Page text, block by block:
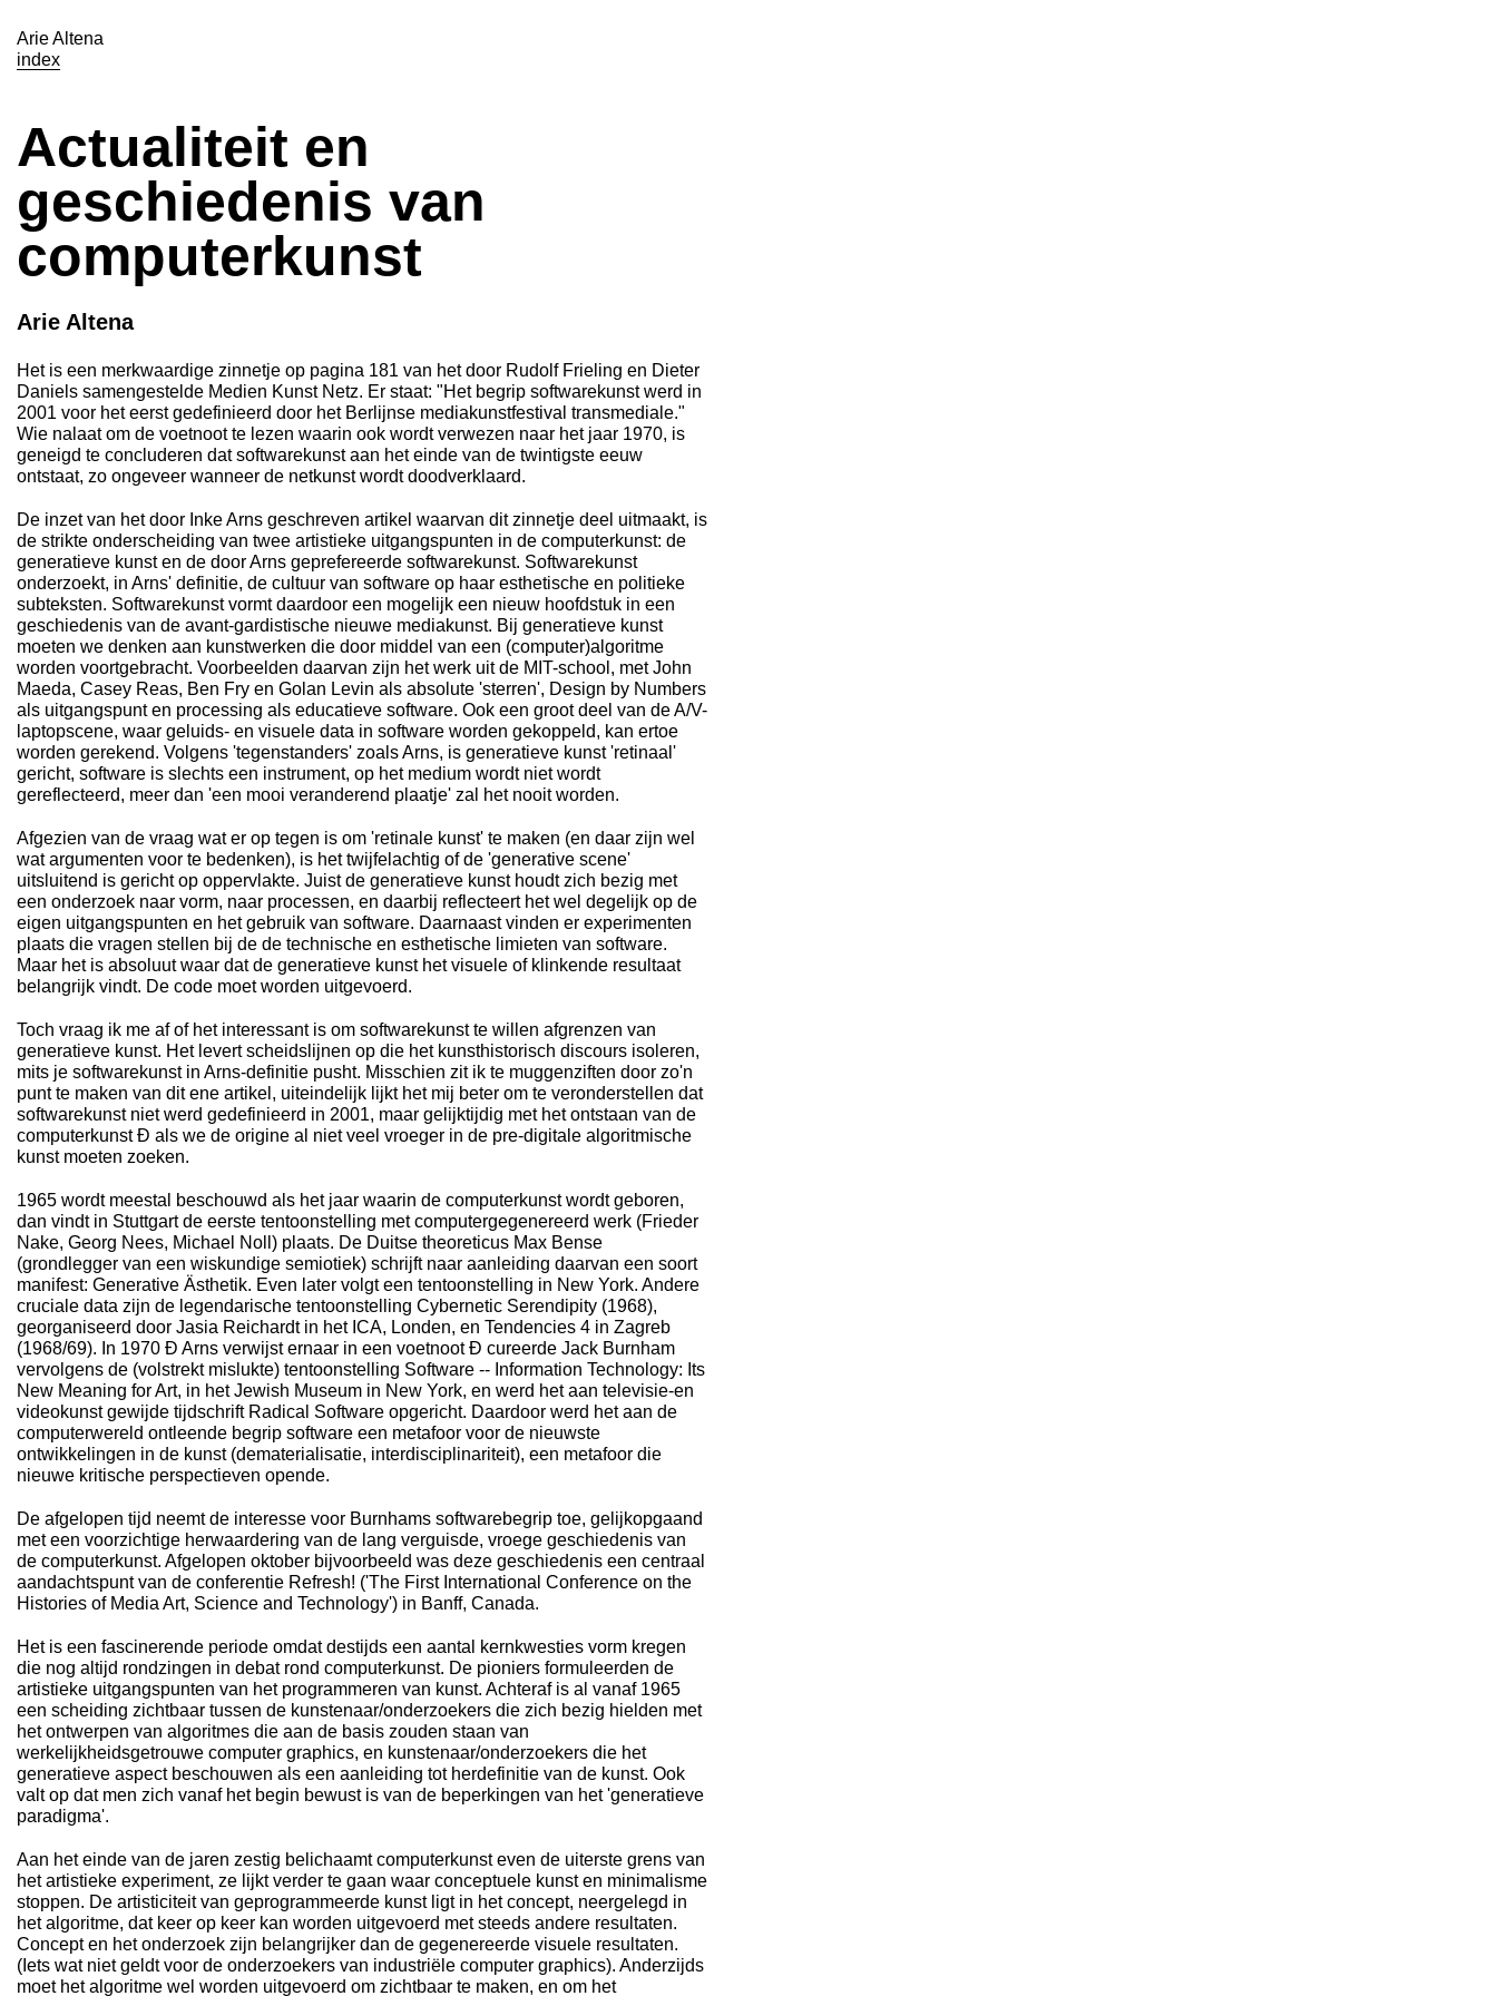
Arie Altena
index
Actualiteit en
geschiedenis van
computerkunst
Arie Altena
Het is een merkwaardige zinnetje op pagina 181 van het door Rudolf Frieling en Dieter
Daniels samengestelde Medien Kunst Netz. Er staat: "Het begrip softwarekunst werd in
2001 voor het eerst gedefinieerd door het Berlijnse mediakunstfestival transmediale."
Wie nalaat om de voetnoot te lezen waarin ook wordt verwezen naar het jaar 1970, is
geneigd te concluderen dat softwarekunst aan het einde van de twintigste eeuw
ontstaat, zo ongeveer wanneer de netkunst wordt doodverklaard.
De inzet van het door Inke Arns geschreven artikel waarvan dit zinnetje deel uitmaakt, is
de strikte onderscheiding van twee artistieke uitgangspunten in de computerkunst: de
generatieve kunst en de door Arns geprefereerde softwarekunst. Softwarekunst
onderzoekt, in Arns' definitie, de cultuur van software op haar esthetische en politieke
subteksten. Softwarekunst vormt daardoor een mogelijk een nieuw hoofdstuk in een
geschiedenis van de avant-gardistische nieuwe mediakunst. Bij generatieve kunst
moeten we denken aan kunstwerken die door middel van een (computer)algoritme
worden voortgebracht. Voorbeelden daarvan zijn het werk uit de MIT-school, met John
Maeda, Casey Reas, Ben Fry en Golan Levin als absolute 'sterren', Design by Numbers
als uitgangspunt en processing als educatieve software. Ook een groot deel van de A/V-
laptopscene, waar geluids- en visuele data in software worden gekoppeld, kan ertoe
worden gerekend. Volgens 'tegenstanders' zoals Arns, is generatieve kunst 'retinaal'
gericht, software is slechts een instrument, op het medium wordt niet wordt
gereflecteerd, meer dan 'een mooi veranderend plaatje' zal het nooit worden.
Afgezien van de vraag wat er op tegen is om 'retinale kunst' te maken (en daar zijn wel
wat argumenten voor te bedenken), is het twijfelachtig of de 'generative scene'
uitsluitend is gericht op oppervlakte. Juist de generatieve kunst houdt zich bezig met
een onderzoek naar vorm, naar processen, en daarbij reflecteert het wel degelijk op de
eigen uitgangspunten en het gebruik van software. Daarnaast vinden er experimenten
plaats die vragen stellen bij de de technische en esthetische limieten van software.
Maar het is absoluut waar dat de generatieve kunst het visuele of klinkende resultaat
belangrijk vindt. De code moet worden uitgevoerd.
Toch vraag ik me af of het interessant is om softwarekunst te willen afgrenzen van
generatieve kunst. Het levert scheidslijnen op die het kunsthistorisch discours isoleren,
mits je softwarekunst in Arns-definitie pusht. Misschien zit ik te muggenziften door zo'n
punt te maken van dit ene artikel, uiteindelijk lijkt het mij beter om te veronderstellen dat
softwarekunst niet werd gedefinieerd in 2001, maar gelijktijdig met het ontstaan van de
computerkunst Ð als we de origine al niet veel vroeger in de pre-digitale algoritmische
kunst moeten zoeken.
1965 wordt meestal beschouwd als het jaar waarin de computerkunst wordt geboren,
dan vindt in Stuttgart de eerste tentoonstelling met computergegenereerd werk (Frieder
Nake, Georg Nees, Michael Noll) plaats. De Duitse theoreticus Max Bense
(grondlegger van een wiskundige semiotiek) schrijft naar aanleiding daarvan een soort
manifest: Generative Ästhetik. Even later volgt een tentoonstelling in New York. Andere
cruciale data zijn de legendarische tentoonstelling Cybernetic Serendipity (1968),
georganiseerd door Jasia Reichardt in het ICA, Londen, en Tendencies 4 in Zagreb
(1968/69). In 1970 Ð Arns verwijst ernaar in een voetnoot Ð cureerde Jack Burnham
vervolgens de (volstrekt mislukte) tentoonstelling Software -- Information Technology: Its
New Meaning for Art, in het Jewish Museum in New York, en werd het aan televisie-en
videokunst gewijde tijdschrift Radical Software opgericht. Daardoor werd het aan de
computerwereld ontleende begrip software een metafoor voor de nieuwste
ontwikkelingen in de kunst (dematerialisatie, interdisciplinariteit), een metafoor die
nieuwe kritische perspectieven opende.
De afgelopen tijd neemt de interesse voor Burnhams softwarebegrip toe, gelijkopgaand
met een voorzichtige herwaardering van de lang verguisde, vroege geschiedenis van
de computerkunst. Afgelopen oktober bijvoorbeeld was deze geschiedenis een centraal
aandachtspunt van de conferentie Refresh! ('The First International Conference on the
Histories of Media Art, Science and Technology') in Banff, Canada.
Het is een fascinerende periode omdat destijds een aantal kernkwesties vorm kregen
die nog altijd rondzingen in debat rond computerkunst. De pioniers formuleerden de
artistieke uitgangspunten van het programmeren van kunst. Achteraf is al vanaf 1965
een scheiding zichtbaar tussen de kunstenaar/onderzoekers die zich bezig hielden met
het ontwerpen van algoritmes die aan de basis zouden staan van
werkelijkheidsgetrouwe computer graphics, en kunstenaar/onderzoekers die het
generatieve aspect beschouwen als een aanleiding tot herdefinitie van de kunst. Ook
valt op dat men zich vanaf het begin bewust is van de beperkingen van het 'generatieve
paradigma'.
Aan het einde van de jaren zestig belichaamt computerkunst even de uiterste grens van
het artistieke experiment, ze lijkt verder te gaan waar conceptuele kunst en minimalisme
stoppen. De artisticiteit van geprogrammeerde kunst ligt in het concept, neergelegd in
het algoritme, dat keer op keer kan worden uitgevoerd met steeds andere resultaten.
Concept en het onderzoek zijn belangrijker dan de gegenereerde visuele resultaten.
(Iets wat niet geldt voor de onderzoekers van industriële computer graphics). Anderzijds
moet het algoritme wel worden uitgevoerd om zichtbaar te maken, en om het